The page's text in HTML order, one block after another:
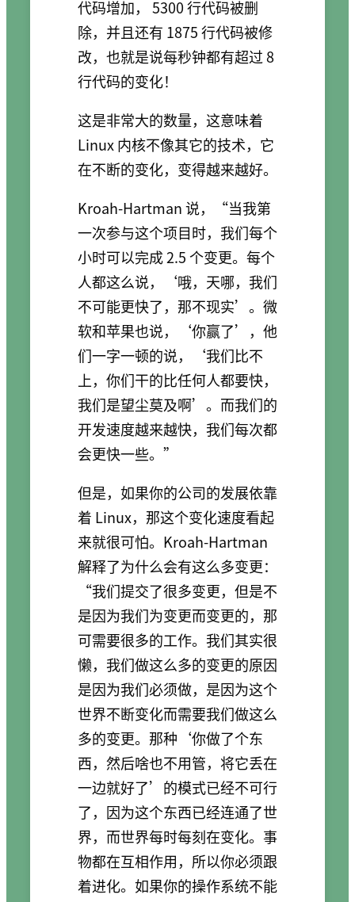
代码增加， 5300 行代码被删
除，并且还有 1875 行代码被修
改，也就是说每秒钟都有超过 8
行代码的变化！
这是非常大的数量，这意味着
Linux 内核不像其它的技术，它
在不断的变化，变得越来越好。
Kroah-Hartman 说，“当我第
一次参与这个项目时，我们每个
小时可以完成 2.5 个变更。每个
人都这么说，‘哦，天哪，我们
不可能更快了，那不现实’。微
软和苹果也说，‘你赢了’，他
们一字一顿的说，‘我们比不
上，你们干的比任何人都要快，
我们是望尘莫及啊’。而我们的
开发速度越来越快，我们每次都
会更快一些。”
但是，如果你的公司的发展依靠
着 Linux，那这个变化速度看起
来就很可怕。Kroah-Hartman
解释了为什么会有这么多变更：
“我们提交了很多变更，但是不
是因为我们为变更而变更的，那
可需要很多的工作。我们其实很
懒，我们做这么多的变更的原因
是因为我们必须做，是因为这个
世界不断变化而需要我们做这么
多的变更。那种‘你做了个东
西，然后啥也不用管，将它丢在
一边就好了’的模式已经不可行
了，因为这个东西已经连通了世
界，而世界每时每刻在变化。事
物都在互相作用，所以你必须跟
着进化。如果你的操作系统不能